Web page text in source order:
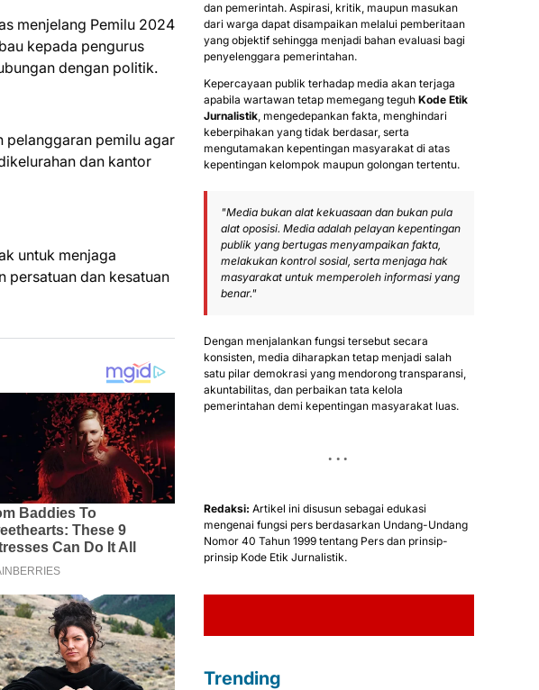
menjelang Pemilu 2024
kepada pengurus
dengan politik.
pelanggaran pemilu agar
dan kantor
untuk menjaga
persatuan dan kesatuan
dan pemerintah. Aspirasi, kritik, maupun masukan
dari warga dapat disampaikan melalui pemberitaan
yang objektif sehingga menjadi bahan evaluasi bagi
penyelenggara pemerintahan.
Kepercayaan publik terhadap media akan terjaga
apabila wartawan tetap memegang teguh Kode Etik
Jurnalistik, mengedepankan fakta, menghindari
keberpihakan yang tidak berdasar, serta
mengutamakan kepentingan masyarakat di atas
kepentingan kelompok maupun golongan tertentu.
"Media bukan alat kekuasaan dan bukan pula
alat oposisi. Media adalah pelayan kepentingan
publik yang bertugas menyampaikan fakta,
melakukan kontrol sosial, serta menjaga hak
masyarakat untuk memperoleh informasi yang
benar."
Dengan menjalankan fungsi tersebut secara
konsisten, media diharapkan tetap menjadi salah
satu pilar demokrasi yang mendorong transparansi,
akuntabilitas, dan perbaikan tata kelola
pemerintahan demi kepentingan masyarakat luas.
Redaksi: Artikel ini disusun sebagai edukasi
mengenai fungsi pers berdasarkan Undang-Undang
Nomor 40 Tahun 1999 tentang Pers dan prinsip-
prinsip Kode Etik Jurnalistik.
Trending